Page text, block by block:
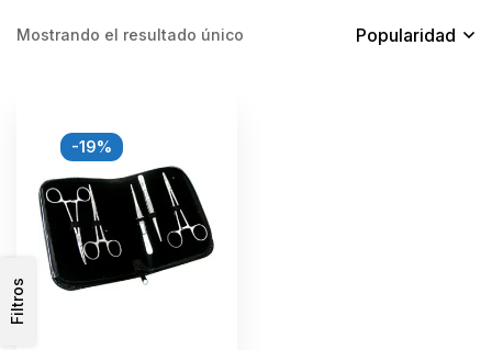
Filtros
Mostrando el resultado único Popularidad
-19%